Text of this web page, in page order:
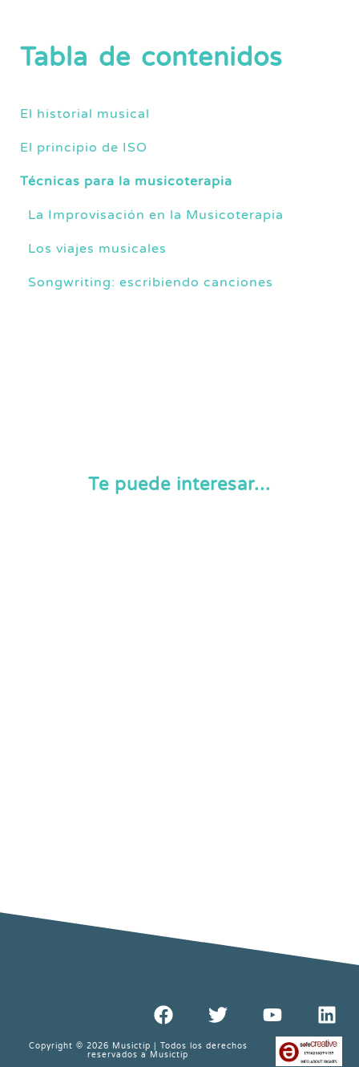
Tabla de contenidos
El historial musical
El principio de ISO
Técnicas para la musicoterapia
La Improvisación en la Musicoterapia
Los viajes musicales
Songwriting: escribiendo canciones
Te puede interesar...
Copyright © 2026 Musictip | Todos los derechos
reservados a Musictip